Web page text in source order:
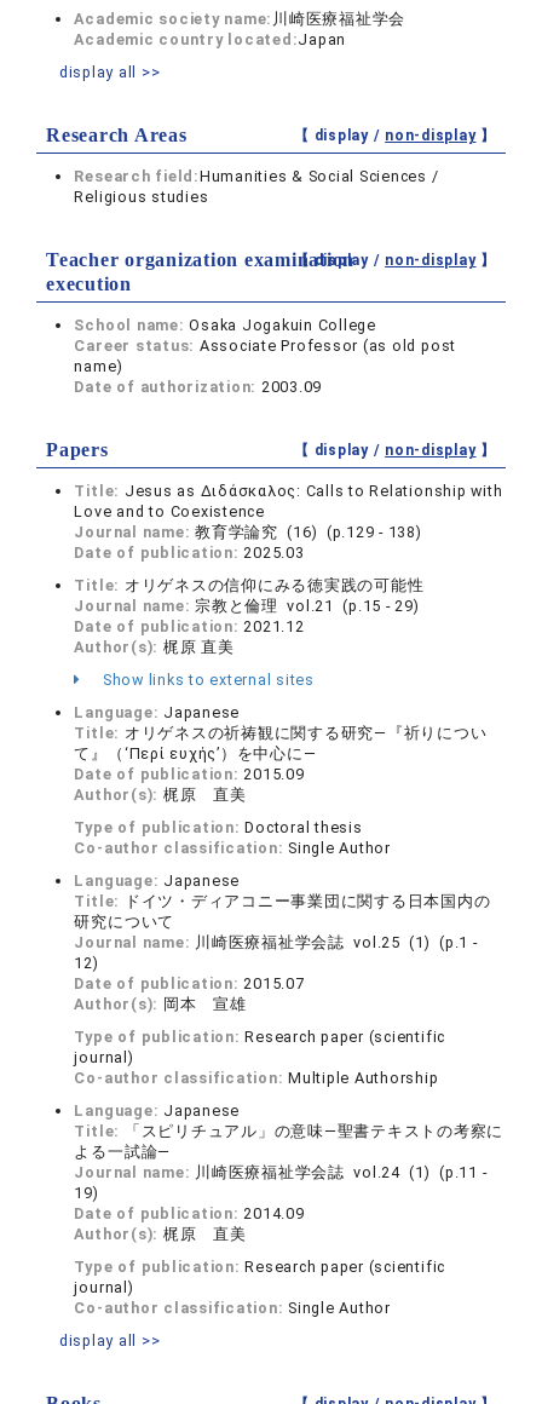
Academic society name: 川崎医療福祉学会
Academic country located:Japan
display all >>
Research Areas 【 display / non-display】
Research field:Humanities & Social Sciences /
Religious studies
Teacher organization examination
execution
【 display / non-display】
School name:Osaka Jogakuin College
Career status: Associate Professor (as old post
name)
Date of authorization: 2003.09
Papers 【 display / non-display】
Title: Jesus as Διδάσκαλος: Calls to Relationship with
Love and to Coexistence
Journal name:教育学論究 (16) (p.129 - 138)
Date of publication:2025.03
Title: オリゲネスの信仰にみる徳実践の可能性
Journal name:宗教と倫理 vol.21 (p.15 - 29)
Date of publication:2021.12
Author(s): 梶原 直美
Show links to external sites
Language: Japanese
Title: オリゲネスの祈祷観に関する研究―『祈りについ
て』（‘Περί ευχής’）を中心に―
Date of publication:2015.09
Author(s): 梶原 直美
Type of publication:Doctoral thesis
Co-author classification: Single Author
Language: Japanese
Title:
ドイツ・ディアコニー事業団に関する日本国内の
研究について
Journal name: 川崎医療福祉学会誌 vol.25 (1) (p.1 -
12)
Date of publication:2015.07
Author(s): 岡本 宣雄
Type of publication:Research paper (scientific
journal)
Co-author classification:Multiple Authorship
Language: Japanese
Title:
「スピリチュアル」の意味―聖書テキストの考察に
よる一試論―
Journal name: 川崎医療福祉学会誌 vol.24 (1) (p.11 -
19)
Date of publication:2014.09
Author(s): 梶原 直美
Type of publication:Research paper (scientific
journal)
Co-author classification: Single Author
display all >>